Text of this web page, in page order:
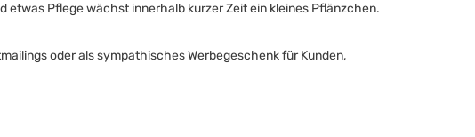
etwas Pflege wächst innerhalb kurzer Zeit ein kleines Pflänzchen.
oder als sympathisches Werbegeschenk für Kunden,